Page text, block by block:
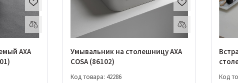
AXA
Умывальник на столешницу AXA
COSA (86102)
Код товара: 42286 Код